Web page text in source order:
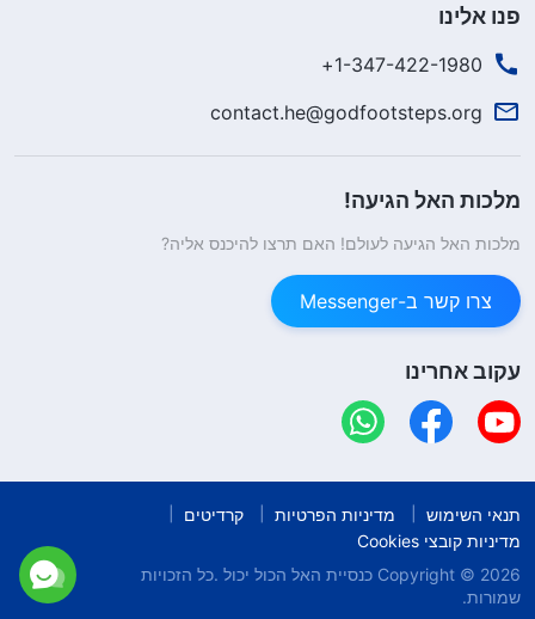
פנו אלינו
1-347-422-1980+
contact.he@godfootsteps.org
מלכות האל הגיעה!
מלכות האל הגיעה לעולם! האם תרצו להיכנס אליה?
צרו קשר ב-Messenger
עקוב אחרינו
תנאי השימוש מדיניות הפרטיות
קרדיטים
מדיניות קובצי Cookies
Copyright © 2026 כנסיית האל הכול יכול .כל הזכויות
שמורות.